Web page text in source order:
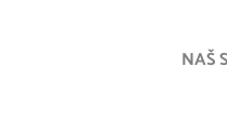
NAŠ